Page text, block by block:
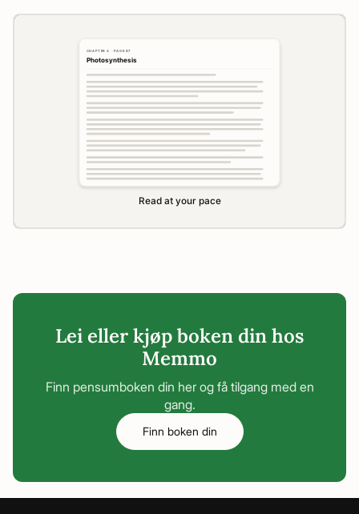
Lei eller kjøp boken din hos
Memmo
Finn pensumboken din her og få tilgang med en
gang.
Finn boken din